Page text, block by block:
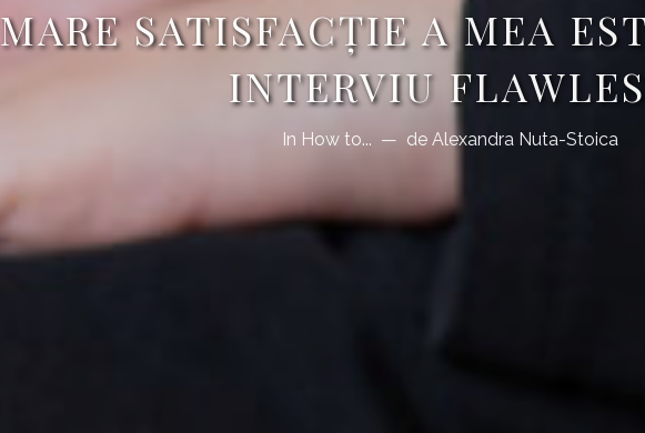
MARE SATISFACȚIE A MEA
INTERVIU
In How to... de Alexandra Nuta-Stoica